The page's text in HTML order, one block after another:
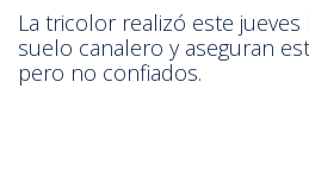
La tricolor realizó este jueves
suelo canalero y aseguran
pero no confiados.